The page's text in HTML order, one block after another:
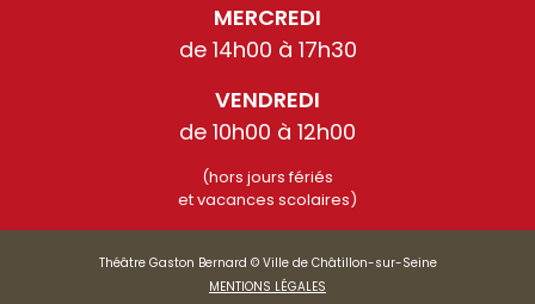
MERCREDI
de 14h00 à 17h30
VENDREDI
de 10h00 à 12h00
(hors jours fériés
et vacances scolaires)
Théâtre Gaston Bernard © Ville de Châtillon-sur-Seine
MENTIONS LÉGALES